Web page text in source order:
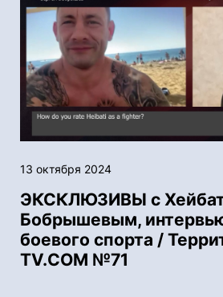
13 октября 2024
ЭКСКЛЮЗИВЫ с
Бобрышевым,
боевого спорта /
TV.COM №71